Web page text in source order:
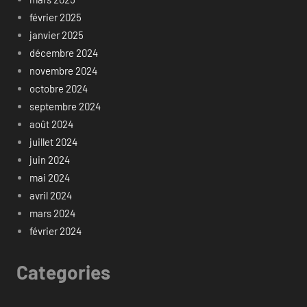
février 2025
janvier 2025
décembre 2024
novembre 2024
octobre 2024
septembre 2024
août 2024
juillet 2024
juin 2024
mai 2024
avril 2024
mars 2024
février 2024
Categories